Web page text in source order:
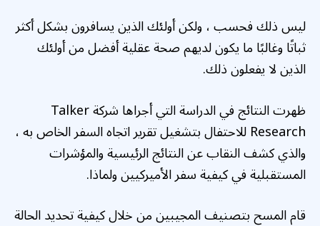
ليس ذلك فحسب ، ولكن أولئك الذين يسافرون بشكل أكثر
ثباتًا وغالبًا ما يكون لديهم صحة عقلية أفضل من أولئك
الذين لا يفعلون ذلك.
ظهرت النتائج في الدراسة التي أجراها شركة Talker
Research للاحتفال بتشغيل تقرير اتجاه السفر الخاص به ،
والذي كشف النقاب عن النتائج الرئيسية والمؤشرات
المستقبلية في كيفية سفر الأميركيين ولماذا.
قام المسح بتصنيف المجيبين من خلال كيفية تحديد الحالة